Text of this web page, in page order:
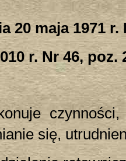
20 maja 1971
r. Nr 46, poz.
się,